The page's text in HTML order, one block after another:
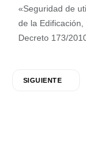
«Seguridad de
de la
Decreto 173/
SIGUIENTE